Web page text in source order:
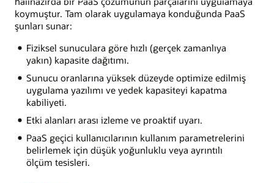
koymuştur. Tam olarak uygulamaya konduğunda PaaS
şunları sunar:
Fiziksel sunuculara göre hızlı (gerçek zamanlıya
yakın) kapasite dağıtımı.
Sunucu oranlarına yüksek düzeyde optimize edilmiş
uygulama yazılımı ve yedek kapasiteyi kapatma
kabiliyeti.
Etki alanları arası izleme ve proaktif uyarı.
PaaS geçici kullanıcılarının kullanım parametrelerini
belirlemek için düşük yoğunluklu veya ayrıntılı
ölçüm tesisleri.